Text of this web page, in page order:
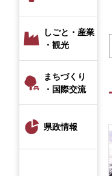
しごと・産業
・観光
まちづくり
・国際交流
県政情報